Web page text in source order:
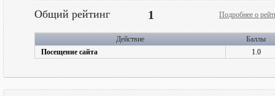
Общий рейтинг 1 Подробнее о
Действие
Баллы
Посещение сайта
1.0